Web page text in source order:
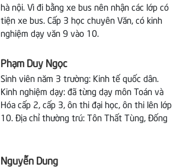
hà nội. Vì đi bằng xe bus nên nhận các lớp có
tiện xe bus. Cấp 3 học chuyên Văn, có kinh
nghiệm dạy văn 9 vào 10.
Phạm Duy Ngọc
Sinh viên năm 3 trường: Kinh tế quốc dân.
Kinh nghiệm dạy: đã từng dạy môn Toán và
Hóa cấp 2, cấp 3, ôn thi đại học, ôn thi lên lớp
10. Địa chỉ thường trú: Tôn Thất Tùng, Đống
Nguyễn Dung